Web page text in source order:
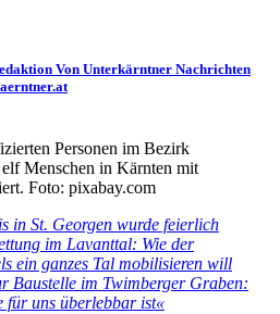
Von Unterkärntner Nachrichten
Personen im Bezirk
Menschen in Kärnten mit
Foto: pixabay.com
in St. Georgen wurde feierlich
im Lavanttal: Wie der
ein ganzes Tal mobilisieren will
Baustelle im Twimberger Graben:
für uns überlebbar ist«